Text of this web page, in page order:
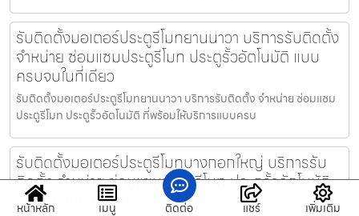
รับติดตั้งมอเตอร์ประตูรีโมทยานนาวา บริการรับติดตั้ง
จำหน่าย ซ่อมแซมประตูรีโมท ประตูรั้วอัตโนมัติ แบบ
ครบจบในที่เดียว
รับติดตั้งมอเตอร์ประตูรีโมทยานนาวา บริการรับติดตั้ง จำหน่าย ซ่อมแซม
ประตูรีโมท ประตูรั้วอัตโนมัติ ที่พร้อมให้บริการแบบครบ
รับติดตั้งมอเตอร์ประตูรีโมทบางกอกใหญ่ บริการรับ
ติดตั้ง จำหน่าย ซ่อมแซมประตูรีโมท ประตูรั้วอัตโนมัติ
แบบครบจบในที่เดียว
หน้าหลัก เมนู ติดต่อ แชร์ เพิ่มเติม